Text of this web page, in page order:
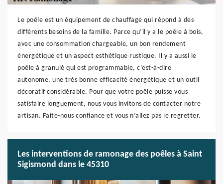
Le poêle est un équipement de chauffage qui répond à des
différents besoins de la famille. Parce qu’il y a le poêle à bois,
avec une consommation chargeable, un bon rendement
énergétique et un aspect esthétique rustique. Il y a aussi le
poêle à granulé qui est programmable, c’est-à-dire
autonome, une très bonne efficacité énergétique et un outil
décoratif considérable. Pour que votre poêle puisse vous
satisfaire longuement, nous vous invitons de contacter notre
artisan. Faite-nous confiance et vous n’allez pas le regretter.
Les interventions de ramonage des poêles à Saint
Sigismond dans le 45310